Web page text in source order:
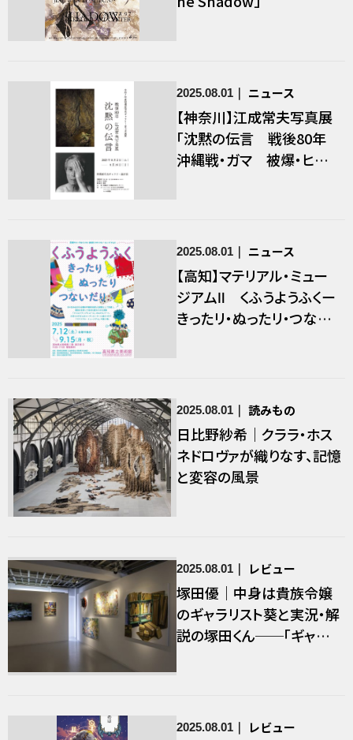
2025.08.01 ニュース
【神奈川】江成常夫写真展
「沈黙の伝言 戦後80年
沖縄戦・ガマ 被爆・ヒロ
2025.08.01 ニュース
【高知】マテリアル・ミュー
ジアムⅡ くふうようふくー
きったリ・ぬったリ・つない
2025.08.01 読みもの
日比野紗希｜クララ・ホス
ネドロヴァが織りなす、記憶
と変容の風景
2025.08.01 レビュー
塚田優｜中身は貴族令嬢
のギャラリスト葵と実況・解
説の塚田くん──「ギャラリ
2025.08.01 レビュー